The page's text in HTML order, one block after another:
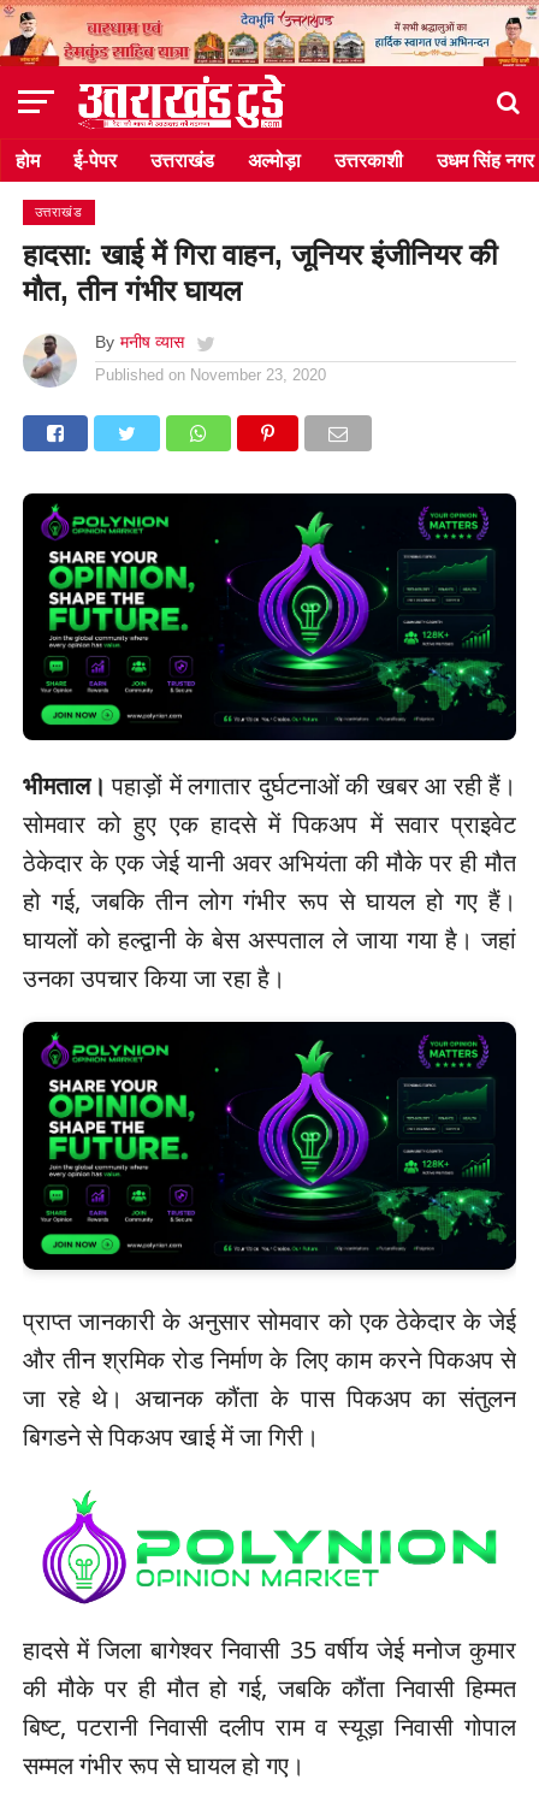
होम ई-पेपर उत्तराखंड अल्मोड़ा उत्तरकाशी उधम सिंह नगर
उत्तराखंड
हादसा: खाई में गिरा वाहन, जूनियर इंजीनियर की
मौत, तीन गंभीर घायल
By मनीष व्यास
Published on November 23, 2020
भीमताल। पहाड़ों में लगातार दुर्घटनाओं की खबर आ रही हैं।
सोमवार को हुए एक हादसे में पिकअप में सवार प्राइवेट
ठेकेदार के एक जेई यानी अवर अभियंता की मौके पर ही मौत
हो गई, जबकि तीन लोग गंभीर रूप से घायल हो गए हैं।
घायलों को हल्द्वानी के बेस अस्पताल ले जाया गया है। जहां
उनका उपचार किया जा रहा है।
प्राप्त जानकारी के अनुसार सोमवार को एक ठेकेदार के जेई
और तीन श्रमिक रोड निर्माण के लिए काम करने पिकअप से
जा रहे थे। अचानक कौंता के पास पिकअप का संतुलन
बिगडने से पिकअप खाई में जा गिरी।
हादसे में जिला बागेश्वर निवासी 35 वर्षीय जेई मनोज कुमार
की मौके पर ही मौत हो गई, जबकि कौंता निवासी हिम्मत
बिष्ट, पटरानी निवासी दलीप राम व स्यूड़ा निवासी गोपाल
सम्मल गंभीर रूप से घायल हो गए।